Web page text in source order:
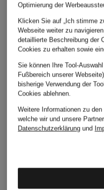
CAIN
MARC
CAIN
Optimierung der
Klicken Sie auf „Ich stimme
Webseite weiter zu
detaillierte Beschreibung der
Cookies zu erhalten sowie
Sie können Ihre Tool-
Fußbereich unserer
bisherige Verwendung der
Cookies ablehnen.
Weitere Informationen zu
welche wir und unsere
Datenschutzerklärung und